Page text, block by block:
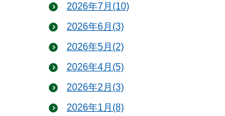
2026年7月(10)
2026年6月(3)
2026年5月(2)
2026年4月(5)
2026年2月(3)
2026年1月(8)